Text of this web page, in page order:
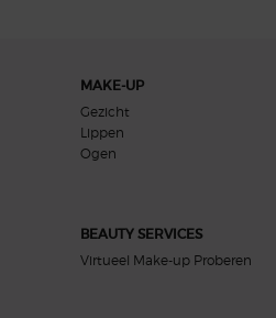
MAKE-UP
Gezicht
Lippen
Ogen
BEAUTY SERVICES
Virtueel Make-up Proberen